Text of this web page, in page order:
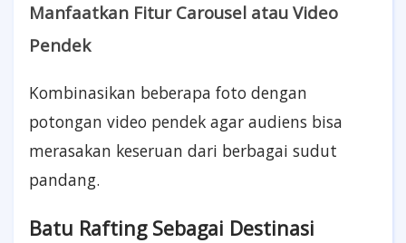
Manfaatkan Fitur Carousel atau Video
Pendek
Kombinasikan beberapa foto dengan
potongan video pendek agar audiens bisa
merasakan keseruan dari berbagai sudut
pandang.
Batu Rafting Sebagai Destinasi